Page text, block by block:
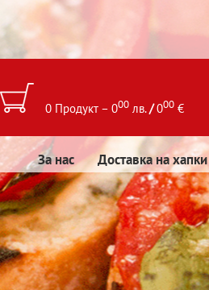
0 Продукт – 000 лв./000 €
За нас Доставка на хапки